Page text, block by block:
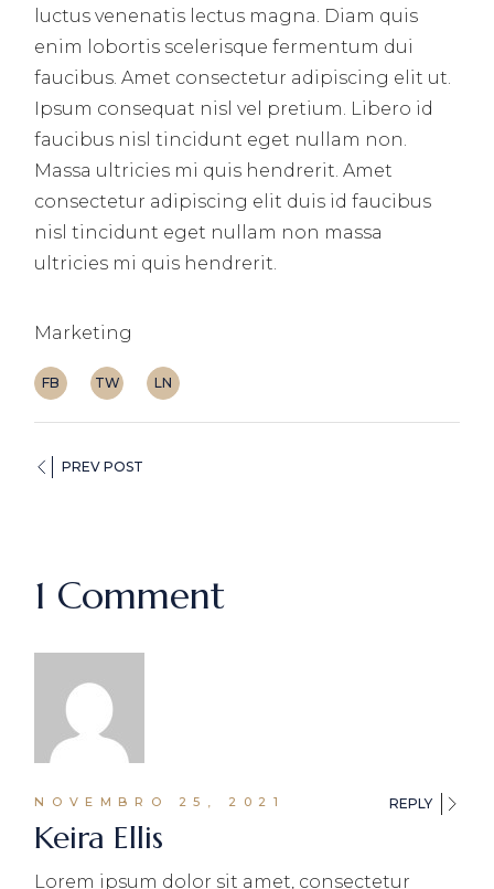
luctus venenatis lectus magna. Diam quis
enim lobortis scelerisque fermentum dui
faucibus. Amet consectetur adipiscing elit ut.
Ipsum consequat nisl vel pretium. Libero id
faucibus nisl tincidunt eget nullam non.
Massa ultricies mi quis hendrerit. Amet
consectetur adipiscing elit duis id faucibus
nisl tincidunt eget nullam non massa
ultricies mi quis hendrerit.
Marketing
FB TW LN
PREV POST
1 Comment
NOVEMBRO 25, 2021 REPLY
Keira Ellis
Lorem ipsum dolor sit amet, consectetur